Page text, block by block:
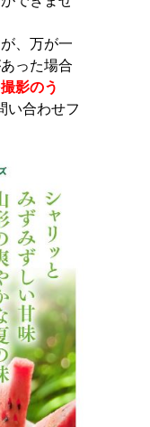
、万が一
った場合
影のう
い合わせフ